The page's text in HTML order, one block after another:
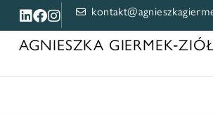
AGNIESZKA